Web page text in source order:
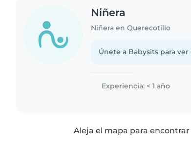
Niñera
Niñera en Querecotillo
Únete a Babysits para
Experiencia: < 1 año
Aleja el mapa para